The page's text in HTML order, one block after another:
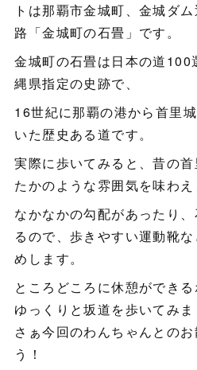
トは那覇市金城町、金城ダ
路「金城町の石畳」です。
金城町の石畳は日本の道100
縄県指定の史跡で、
16世紀に那覇の港から首里
いた歴史ある道です。
実際に歩いてみると、昔の
たかのような雰囲気を味わえ
なかなかの勾配があったり
るので、歩きやすい運動靴
めします。
ところどころに休憩ができる
ゆっくりと坂道を歩いてみま
さぁ今回のわんちゃんとの
う！